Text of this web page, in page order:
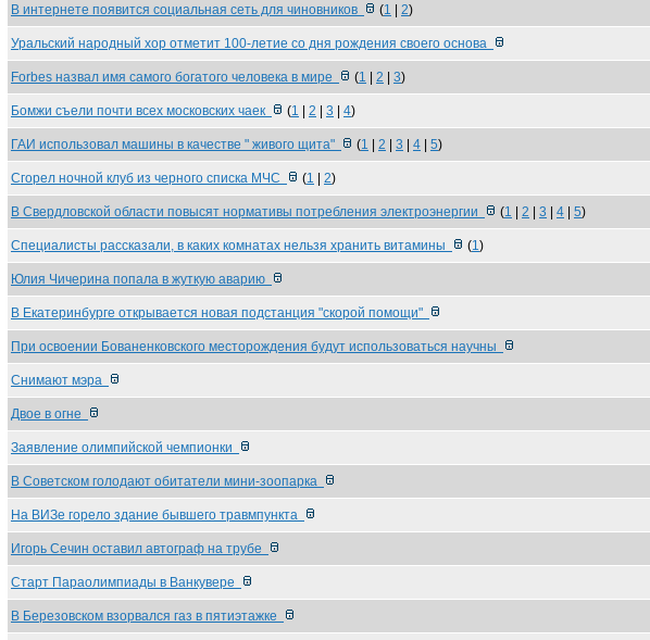
В интернете появится социальная сеть для чиновников (1 2)
Уральский народный хор отметит 100-летие со дня рождения своего основа
Forbes назвал имя самого богатого человека в мире (1 2 3)
Бомжи съели почти всех московских чаек (1 2 3 4)
ГАИ использовал машины в качестве " живого щита" (1 2 3 4 5)
Сгорел ночной клуб из черного списка МЧС (1 2)
В Свердловской области повысят нормативы потребления электроэнергии (1 2 3 4 5)
Специалисты рассказали, в каких комнатах нельзя хранить витамины (1)
Юлия Чичерина попала в жуткую аварию
В Екатеринбурге открывается новая подстанция "скорой помощи"
При освоении Бованенковского месторождения будут использоваться научны
Снимают мэра
Двое в огне
Заявление олимпийской чемпионки
В Советском голодают обитатели мини-зоопарка
На ВИЗе горело здание бывшего травмпункта
Игорь Сечин оставил автограф на трубе
Старт Параолимпиады в Ванкувере
В Березовском взорвался газ в пятиэтажке